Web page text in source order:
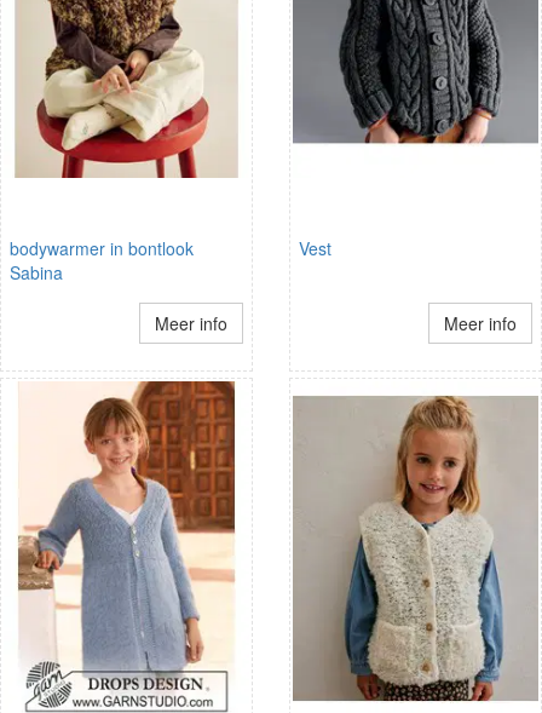
bodywarmer in bontlook
Sabina
Meer info
Vest
Meer info